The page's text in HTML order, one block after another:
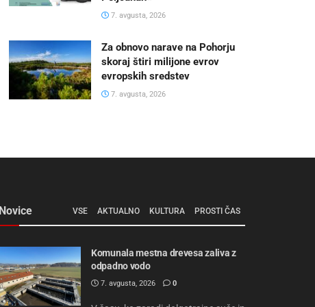
7. avgusta, 2026
Za obnovo narave na Pohorju
skoraj štiri milijone evrov
evropskih sredstev
7. avgusta, 2026
Novice VSE AKTUALNO KULTURA PROSTI ČAS
Komunala mestna drevesa zaliva z
odpadno vodo
7. avgusta, 2026 0